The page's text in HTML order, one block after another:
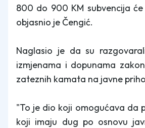
800 do 900 KM subvencija
objasnio je Čengić.
Naglasio je da su
izmjenama i dopunama
zateznih kamata na javne
"To je dio koji omogućava da
koji imaju dug po osnovu